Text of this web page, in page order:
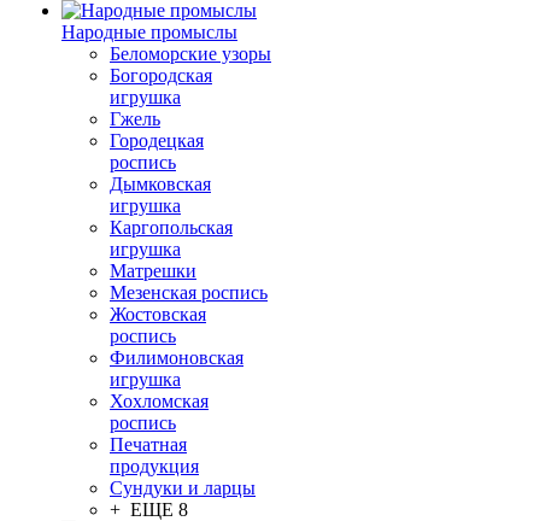
Народные промыслы
Беломорские узоры
Богородская
игрушка
Гжель
Городецкая
роспись
Дымковская
игрушка
Каргопольская
игрушка
Матрешки
Мезенская роспись
Жостовская
роспись
Филимоновская
игрушка
Хохломская
роспись
Печатная
продукция
Сундуки и ларцы
+ ЕЩЕ 8